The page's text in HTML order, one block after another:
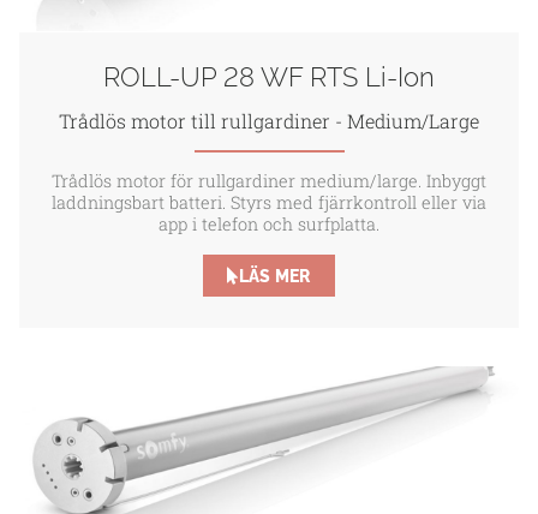
ROLL-UP 28 WF RTS Li-Ion
Trådlös motor till rullgardiner - Medium/Large
Trådlös motor för rullgardiner medium/large. Inbyggt
laddningsbart batteri. Styrs med fjärrkontroll eller via
app i telefon och surfplatta.
LÄS MER